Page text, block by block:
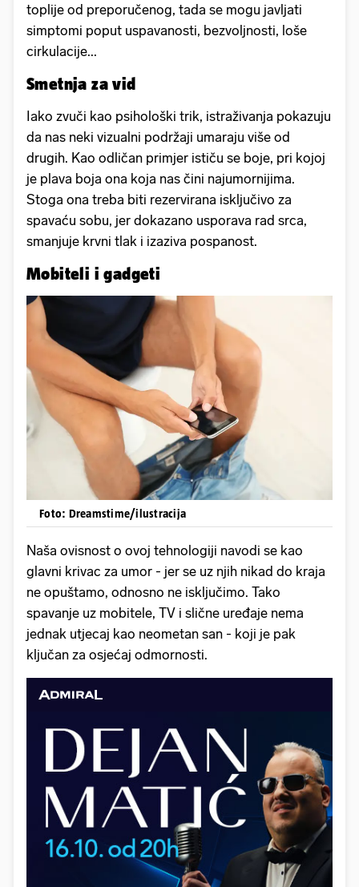
toplije od preporučenog, tada se mogu javljati
simptomi poput uspavanosti, bezvoljnosti, loše
cirkulacije...
Smetnja za vid
Iako zvuči kao psihološki trik, istraživanja pokazuju
da nas neki vizualni podržaji umaraju više od
drugih. Kao odličan primjer ističu se boje, pri kojoj
je plava boja ona koja nas čini najumornijima.
Stoga ona treba biti rezervirana isključivo za
spavaću sobu, jer dokazano usporava rad srca,
smanjuje krvni tlak i izaziva pospanost.
Mobiteli i gadgeti
Foto: Dreamstime/ilustracija
Naša ovisnost o ovoj tehnologiji navodi se kao
glavni krivac za umor - jer se uz njih nikad do kraja
ne opuštamo, odnosno ne isključimo. Tako
spavanje uz mobitele, TV i slične uređaje nema
jednak utjecaj kao neometan san - koji je pak
ključan za osjećaj odmornosti.